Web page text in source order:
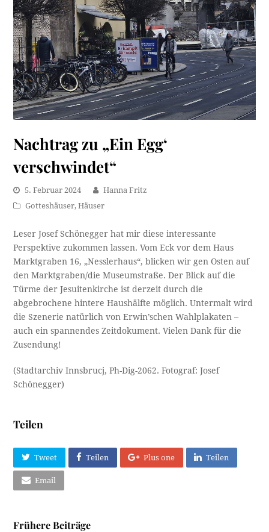
Nachtrag zu „Ein Egg‘
verschwindet“
5. Februar 2024
Hanna Fritz
Gotteshäuser,Häuser
Leser Josef Schönegger hat mir diese interessante
Perspektive zukommen lassen. Vom Eck vor dem Haus
Marktgraben 16, „Nesslerhaus“, blicken wir gen Osten auf
den Marktgraben/die Museumstraße. Der Blick auf die
Türme der Jesuitenkirche ist derzeit durch die
abgebrochene hintere Haushälfte möglich. Untermalt wird
die Szenerie natürlich von Erwin’schen Wahlplakaten –
auch ein spannendes Zeitdokument. Vielen Dank für die
Zusendung!
(Stadtarchiv Innsbrucj, Ph-Dig-2062. Fotograf: Josef
Schönegger)
Teilen
Tweet Teilen Plus one Teilen
Email
Frühere Beiträge